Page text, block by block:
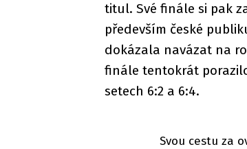
titul. Své finále si pak
především české
dokázala navázat na
finále tentokrát
setech 6:2 a 6:4.
Svou cestu za